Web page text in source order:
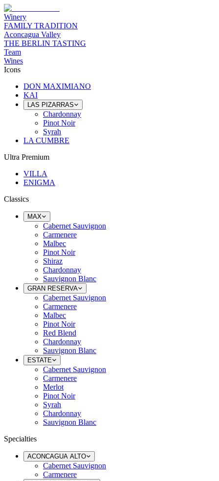
Winery
FAMILY TRADITION
Aconcagua Valley
THE BERLIN TASTING
Team
Wines
Icons
DON MAXIMIANO
KAI
LAS PIZARRAS
Chardonnay
Pinot Noir
Syrah
LA CUMBRE
Ultra Premium
VILLA
ENIGMA
Classics
MAX
Cabernet Sauvignon
Carmenere
Malbec
Pinot Noir
Shiraz
Chardonnay
Sauvignon Blanc
GRAN RESERVA
Cabernet Sauvignon
Carmenere
Malbec
Pinot Noir
Red Blend
Chardonnay
Sauvignon Blanc
ESTATE
Cabernet Sauvignon
Carmenere
Merlot
Pinot Noir
Syrah
Chardonnay
Sauvignon Blanc
Specialties
ACONCAGUA ALTO
Cabernet Sauvignon
Carmenere